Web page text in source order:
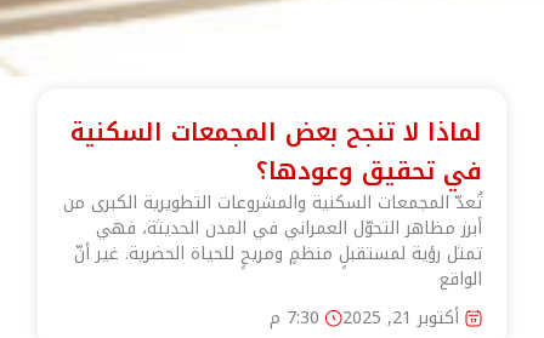
لماذا لا تنجح بعض المجمعات السكنية
في تحقيق وعودها؟
تُعدّ المجمعات السكنية والمشروعات التطويرية الكبرى من
أبرز مظاهر التحوّل العمراني في المدن الحديثة، فهي
تمثل رؤية لمستقبلٍ منظمٍ ومريحٍ للحياة الحضرية. غير أنّ
الواقع
أكتوبر 21, 2025
7:30 م